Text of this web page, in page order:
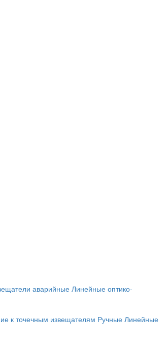
аварийные Линейные оптико-
к точечным извещателям Ручные Линейные